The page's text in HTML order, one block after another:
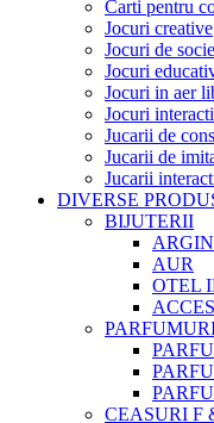
Carti pentru
Jocuri creative
Jocuri de
Jocuri
Jocuri in aer
Jocuri
Jucarii de
Jucarii de
Jucarii
DIVERSE
BIJUTERII
AUR
OTEL
CEASURI F